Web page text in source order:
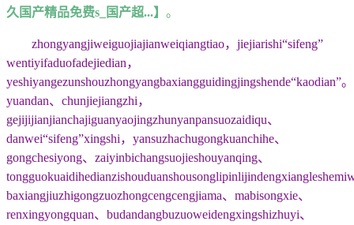
久国产精品免费s_国产超...】 。
zhongyangjiweiguojiajianweiqiangtiao，jiejiarishi“sifeng”
wentiyifaduofadejiedian，
yeshiyangezunshouzhongyangbaxiangguidingjingshende“kaodian”。
yuandan、chunjiejiangzhi，
gejijijianjianchajiguanyaojingzhunyanpansuozaidiqu、
danwei“sifeng”xingshi，yansuzhachugongkuanchihe、
gongchesiyong、zaiyinbichangsuojieshouyanqing、
baxiangjiuzhigongzuozhongcengcengjiama、mabisongxie、
renxingyongquan、budandangbuzuoweidengxingshizhuyi、